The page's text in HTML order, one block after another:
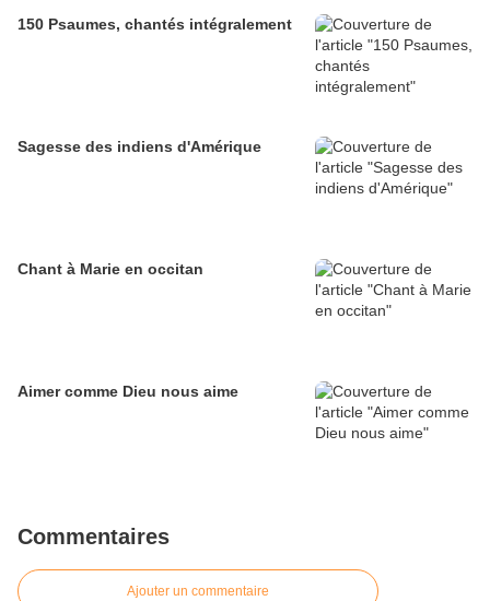
150 Psaumes, chantés intégralement
Sagesse des indiens d'Amérique
Chant à Marie en occitan
Aimer comme Dieu nous aime
Commentaires
Ajouter un commentaire